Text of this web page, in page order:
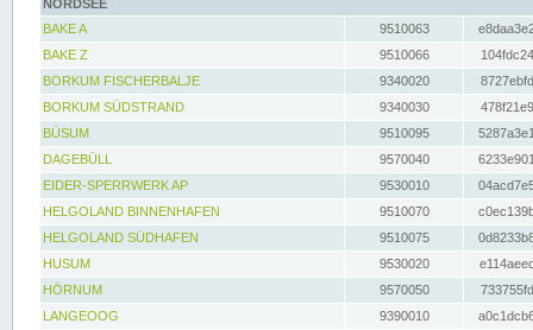
NORDSEE
BAKE A
9510063
BAKE Z
9510066
BORKUM FISCHERBALJE
9340020
BORKUM SÜDSTRAND
9340030
BÜSUM
9510095
DAGEBÜLL
9570040
EIDER-SPERRWERK AP
9530010
HELGOLAND BINNENHAFEN
9510070
HELGOLAND SÜDHAFEN
9510075
HUSUM
9530020
HÖRNUM
9570050
LANGEOOG
9390010